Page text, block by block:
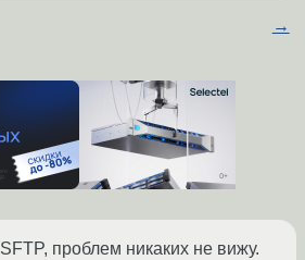
→
проблем никаких не вижу.